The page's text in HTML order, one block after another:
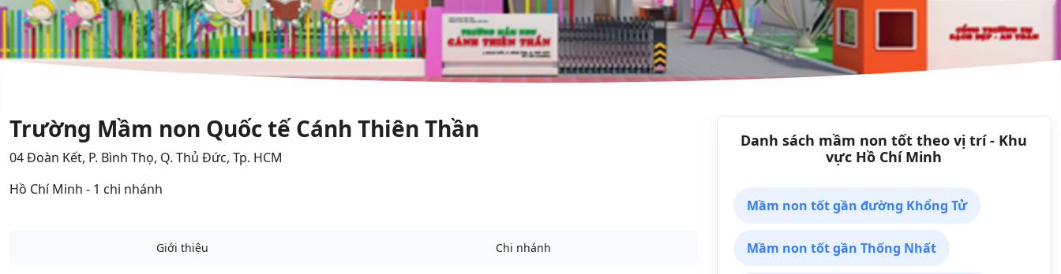
Trường Mầm non Quốc tế Cánh Thiên Thần
04 Đoàn Kết, P. Bình Thọ, Q. Thủ Đức, Tp. HCM
Hồ Chí Minh - 1 chi nhánh
Giới thiệu Chi nhánh
Danh sách mầm non tốt theo vị trí - Khu
vực Hồ Chí Minh
Mầm non tốt gần đường Khổng Tử
Mầm non tốt gần Thống Nhất